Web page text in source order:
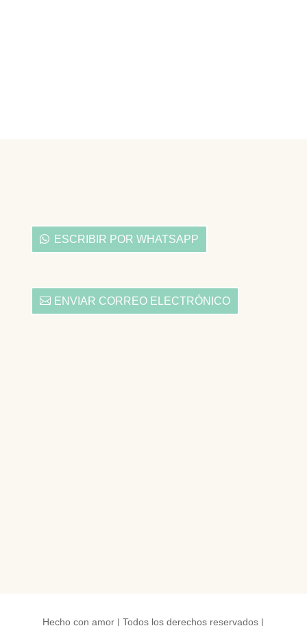
ESCRIBIR POR WHATSAPP
ENVIAR CORREO ELECTRÓNICO
Hecho con amor | Todos los derechos reservados |